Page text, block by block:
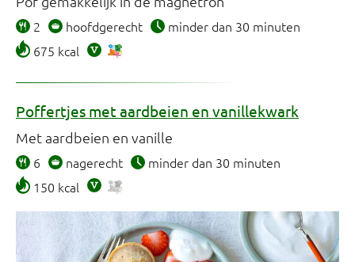
2 hoofdgerecht
minder dan 30 minuten
675 kcal
Poffertjes met aardbeien en vanillekwark
Met aardbeien en vanille
6 nagerecht
minder dan 30 minuten
150 kcal